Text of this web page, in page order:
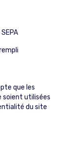
que les
soient utilisées
du site